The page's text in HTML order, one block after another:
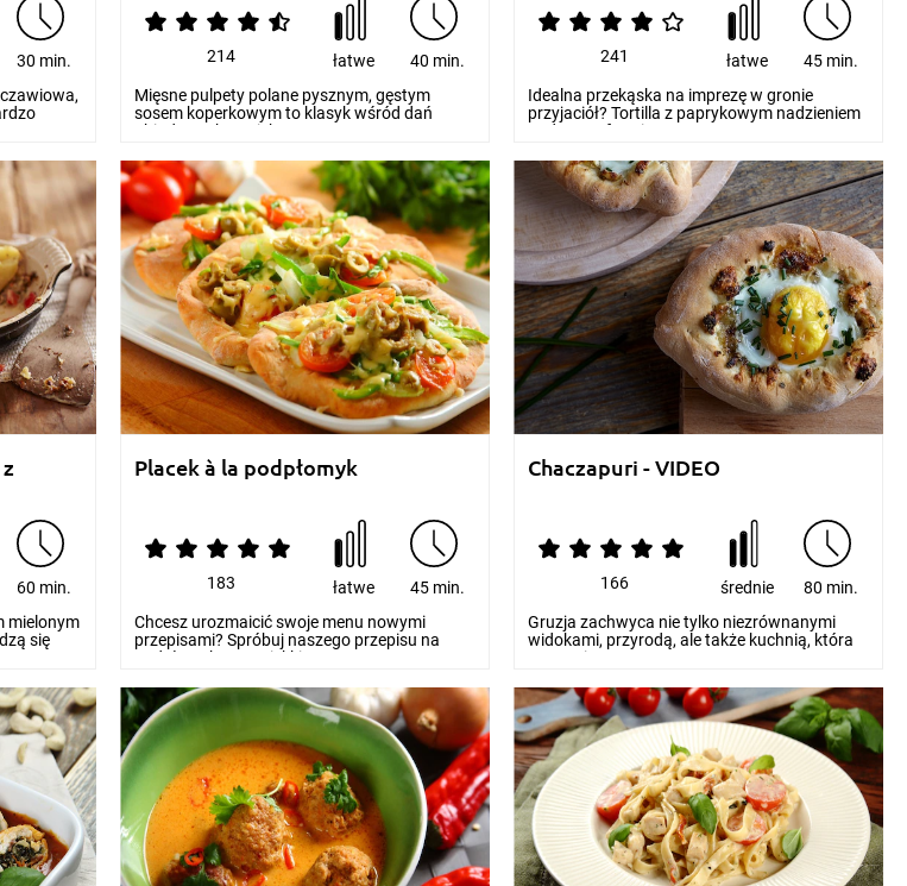
30 min.
214 łatwe
40 min.
Mięsne pulpety polane pysznym, gęstym
sosem koperkowym to klasyk wśród dań
obiadowych. Do ich prz...
241 łatwe
45 min.
Idealna przekąska na imprezę w gronie
przyjaciół? Tortilla z paprykowym nadzieniem
podana w formi...
60 min.
mielonym
się
Placek à la podpłomyk
183 łatwe
45 min.
Chcesz urozmaicić swoje menu nowymi
przepisami? Spróbuj naszego przepisu na
podpłomyk! Ten miękki...
Chaczapuri - VIDEO
166 średnie
80 min.
Gruzja zachwyca nie tylko niezrównanymi
widokami, przyrodą, ale także kuchnią, która
stanowi praw...